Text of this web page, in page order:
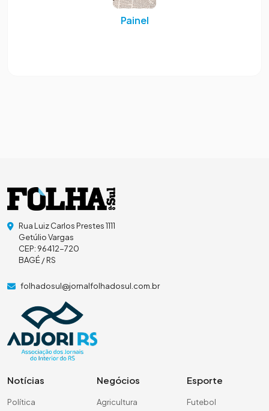
Painel
Rua Luiz Carlos Prestes 1111
Getúlio Vargas
CEP: 96412-720
BAGÉ / RS
folhadosul@jornalfolhadosul.com.br
Notícias
Política
Negócios
Agricultura
Esporte
Futebol